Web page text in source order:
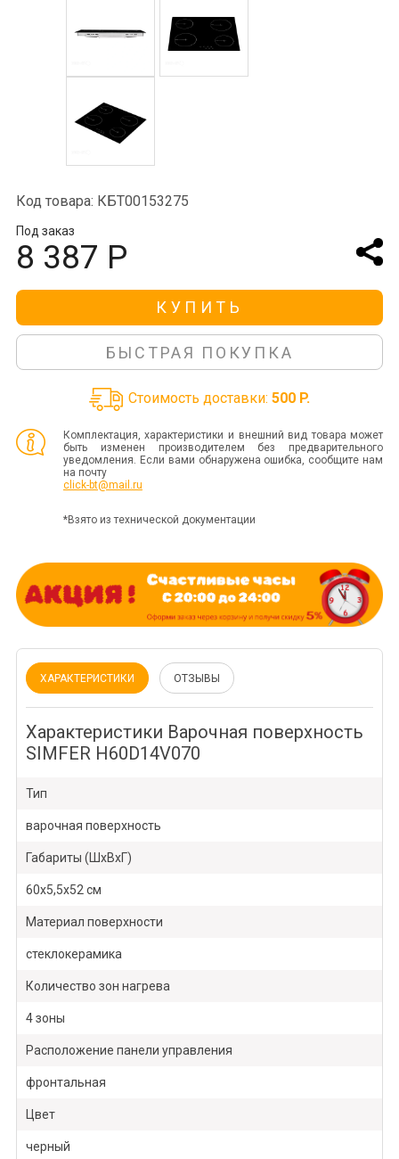
Код товара: КБТ00153275
Под заказ
8 387 Р
КУПИТЬ
БЫСТРАЯ ПОКУПКА
Стоимость доставки: 500 P.
Комплектация, характеристики и внешний вид товара может
быть изменен производителем без предварительного
уведомления. Если вами обнаружена ошибка, сообщите нам
на почту
click-bt@mail.ru
*Взято из технической документации
ХАРАКТЕРИСТИКИ ОТЗЫВЫ
Характеристики Варочная поверхность
SIMFER H60D14V070
Тип
варочная поверхность
Габариты (ШхВхГ)
60х5,5х52 см
Материал поверхности
стеклокерамика
Количество зон нагрева
4 зоны
Расположение панели управления
фронтальная
Цвет
черный